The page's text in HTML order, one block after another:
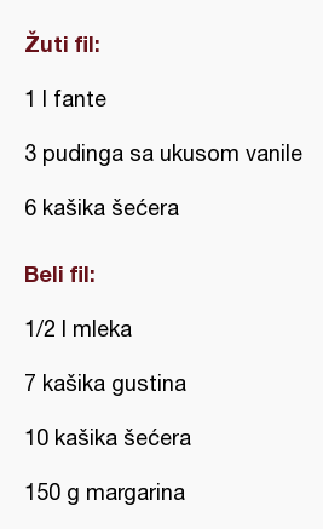
Žuti fil:
1 l fante
3 pudinga sa ukusom vanile
6 kašika šećera
Beli fil:
1/2 l mleka
7 kašika gustina
10 kašika šećera
150 g margarina